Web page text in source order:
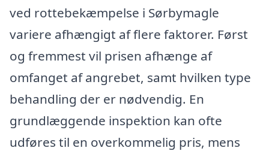
ved rottebekæmpelse i Sørbymagle
variere afhængigt af flere faktorer. Først
og fremmest vil prisen afhænge af
omfanget af angrebet, samt hvilken type
behandling der er nødvendig. En
grundlæggende inspektion kan ofte
udføres til en overkommelig pris, mens